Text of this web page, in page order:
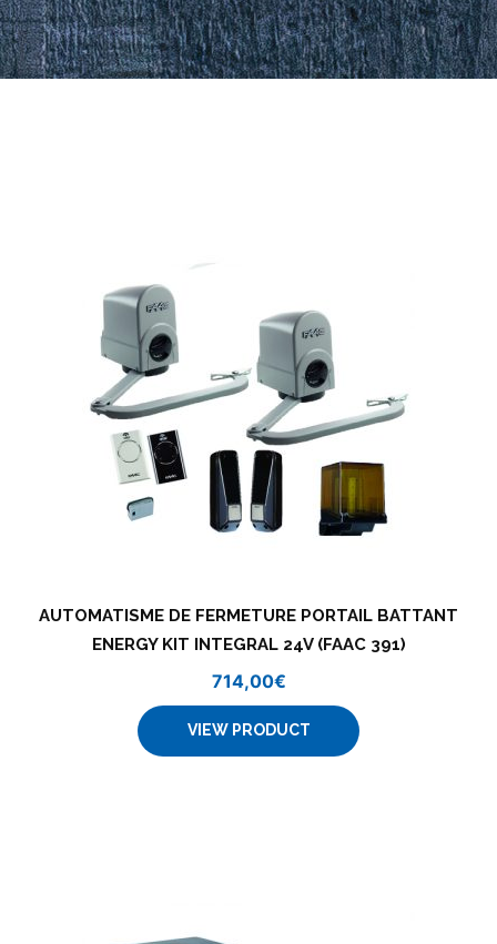
AUTOMATISME DE FERMETURE PORTAIL BATTANT
ENERGY KIT INTEGRAL 24V (FAAC 391)
714,00€
VIEW PRODUCT